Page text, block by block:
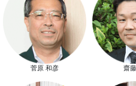
菅原 和彦 齋